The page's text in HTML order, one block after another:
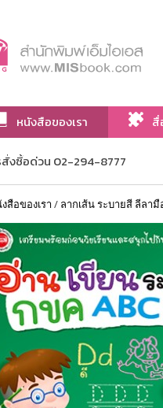
หนังสือของเรา สื่
กับเรา
สั่งซื้อด่วน 02-294-8777
สือของเรา / ลากเส้น ระบายสี ลีลามื